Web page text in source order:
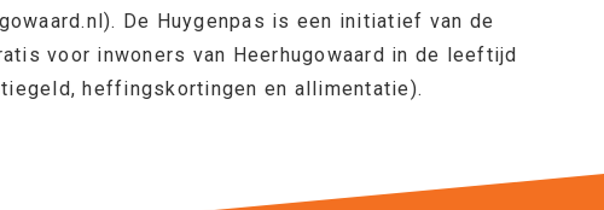
De Huygenpas is een initiatief van de
voor inwoners van Heerhugowaard in de leeftijd
heffingskortingen en allimentatie).